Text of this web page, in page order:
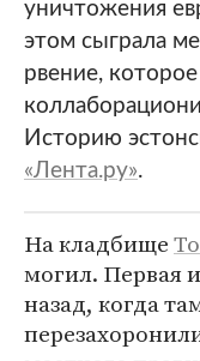
уничтожения
этом сыграла
рвение,
Историю
«Лента.ру».
На кладбище
могил. Первая
назад, когда